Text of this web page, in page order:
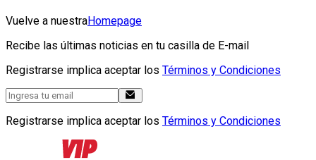
Vuelve a nuestraHomepage
Recibe las últimas noticias en tu casilla de E-mail
Registrarse implica aceptar los Términos y Condiciones
Registrarse implica aceptar los Términos y Condiciones